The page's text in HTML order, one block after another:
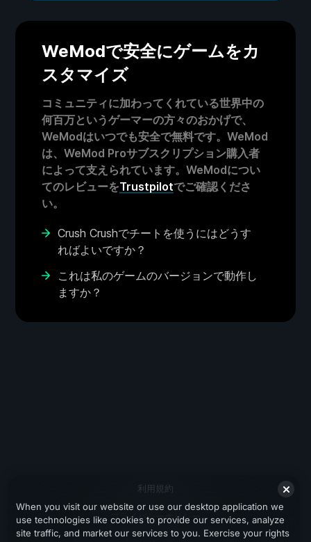
WeModで安全にゲームをカ
スタマイズ
コミュニティに加わってくれている世界中の
何百万というゲーマーの方々のおかげで、
WeModはいつでも安全で無料です。WeMod
は、WeMod Proサブスクリプション購入者
によって支えられています。WeModについ
てのレビューをTrustpilotでご確認くださ
い。
Crush Crushでチートを使うにはどうす
ればよいですか？
これは私のゲームのバージョンで動作し
ますか？
利用規約
プライバシーポリシー
When you visit our website or use our desktop application we
use technologies like cookies to provide our services, analyze
site traffic, and market our services to you. Exercise your rights